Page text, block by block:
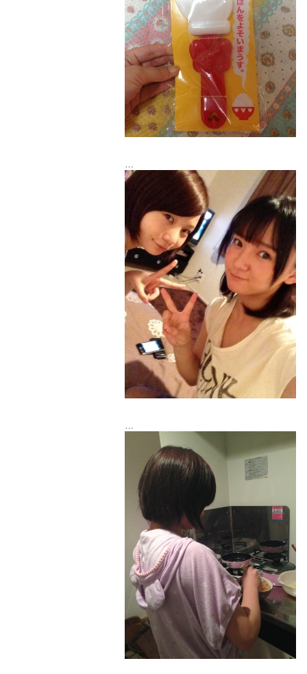
そして今日は真奈ちゃん家にお邪魔しまし
初めてお家に遊びに行ったんだ～
ご飯作って貰いました(>_<)
めちゃくちゃ美味しかったなぁ
女子力すごい！